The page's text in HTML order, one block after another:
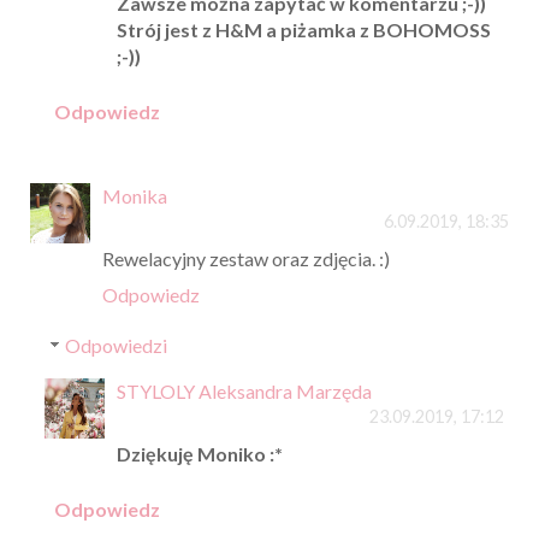
Strój jest z H&M a piżamka z BOHOMOSS
;-))
Odpowiedz
Monika
6.09.2019, 18:35
Rewelacyjny zestaw oraz zdjęcia. :)
Odpowiedz
Odpowiedzi
STYLOLY Aleksandra Marzęda
23.09.2019, 17:12
Dziękuję Moniko :*
Odpowiedz